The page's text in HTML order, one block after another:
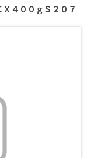
４００ｇＳ２０７